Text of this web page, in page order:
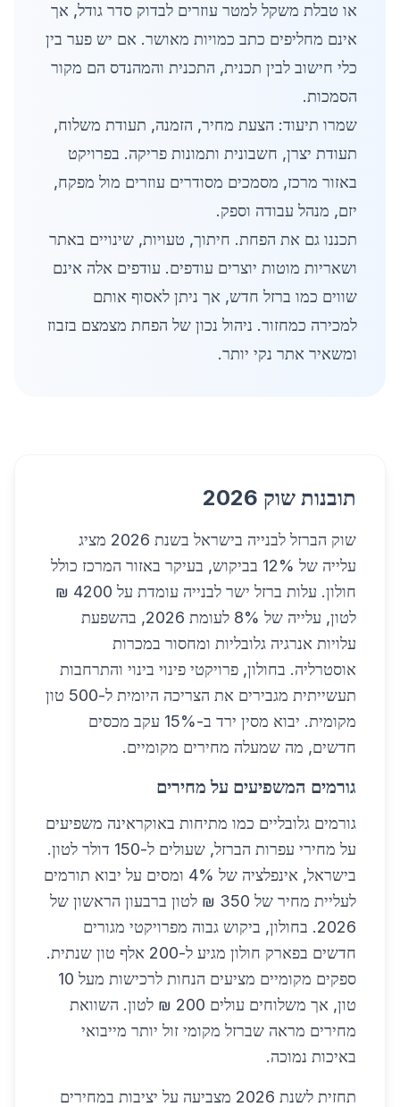
או טבלת משקל למטר עוזרים לבדוק סדר גודל, אך
אינם מחליפים כתב כמויות מאושר. אם יש פער בין
כלי חישוב לבין תכנית, התכנית והמהנדס הם מקור
הסמכות.
שמרו תיעוד: הצעת מחיר, הזמנה, תעודת משלוח,
תעודת יצרן, חשבונית ותמונות פריקה. בפרויקט
באזור מרכז, מסמכים מסודרים עוזרים מול מפקח,
יזם, מנהל עבודה וספק.
תכננו גם את הפחת. חיתוך, טעויות, שינויים באתר
ושאריות מוטות יוצרים עודפים. עודפים אלה אינם
שווים כמו ברזל חדש, אך ניתן לאסוף אותם
למכירה כמחזור. ניהול נכון של הפחת מצמצם בזבוז
ומשאיר אתר נקי יותר.
תובנות שוק 2026
שוק הברזל לבנייה בישראל בשנת 2026 מציג
עלייה של 12% בביקוש, בעיקר באזור המרכז כולל
חולון. עלות ברזל ישר לבנייה עומדת על 4200 ₪
לטון, עלייה של 8% לעומת 2026, בהשפעת
עלויות אנרגיה גלובליות ומחסור במכרות
אוסטרליה. בחולון, פרויקטי פינוי בינוי והתרחבות
תעשייתית מגבירים את הצריכה היומית ל-500 טון
מקומית. יבוא מסין ירד ב-15% עקב מכסים
חדשים, מה שמעלה מחירים מקומיים.
גורמים המשפיעים על מחירים
גורמים גלובליים כמו מתיחות באוקראינה משפיעים
על מחירי עפרות הברזל, שעולים ל-150 דולר לטון.
בישראל, אינפלציה של 4% ומסים על יבוא תורמים
לעליית מחיר של 350 ₪ לטון ברבעון הראשון של
2026. בחולון, ביקוש גבוה מפרויקטי מגורים
חדשים בפארק חולון מגיע ל-200 אלף טון שנתית.
ספקים מקומיים מציעים הנחות לרכישות מעל 10
טון, אך משלוחים עולים 200 ₪ לטון. השוואת
מחירים מראה שברזל מקומי זול יותר מייבואי
באיכות נמוכה.
תחזית לשנת 2026 מצביעה על יציבות במחירים